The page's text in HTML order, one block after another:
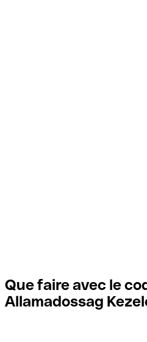
Que faire avec le
Allamadossag